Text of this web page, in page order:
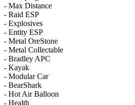
- Max Distance
- Raid ESP
- Explosives
- Entity ESP
- Metal OreStone
- Metal Collectable
- Bradley APC
- Kayak
- Modular Car
- BearShark
- Hot Air Balloon
- Health